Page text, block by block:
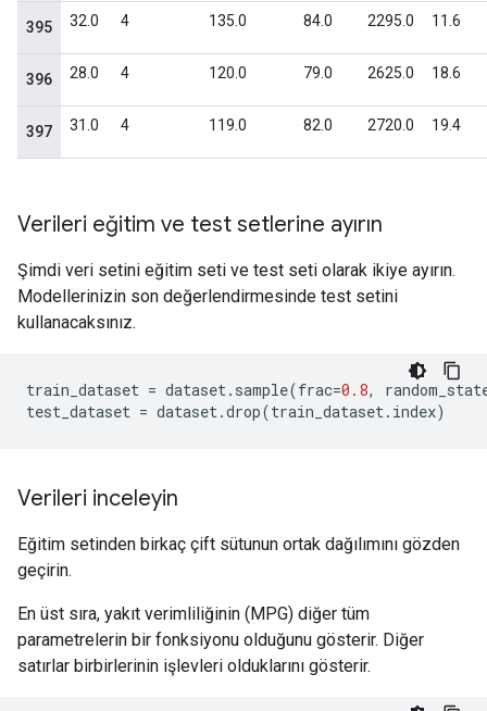
Verileri eğitim ve test setlerine ayırın
Şimdi veri setini eğitim seti ve test seti olarak ikiye ayırın.
Modellerinizin son değerlendirmesinde test setini
kullanacaksınız.
train_dataset = dataset. sample(frac=0.8,
test_dataset = dataset.drop(train_dataset. index)
Verileri inceleyin
Eğitim setinden birkaç çift sütunun ortak dağılımını gözden
geçirin.
En üst sıra, yakıt verimliliğinin (MPG) diğer tüm
parametrelerin bir fonksiyonu olduğunu gösterir. Diğer
satırlar birbirlerinin işlevleri olduklarını gösterir.